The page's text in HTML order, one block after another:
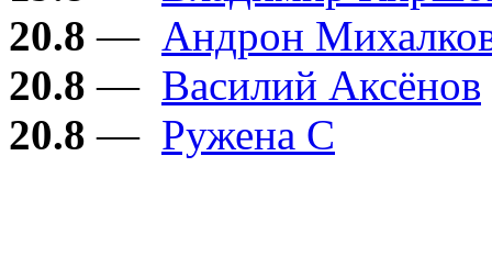
20.8 — Андрон
20.8 — Василий Аксёнов
20.8 — Ружена С